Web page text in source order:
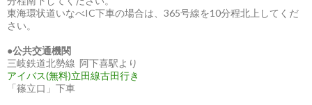
ン
東海環状道いなべIC下車の場合は、365号線を10分程北上してくだ
さい。
●公共交通機関
三岐鉄道北勢線 阿下喜駅より
アイバス(無料)立田線古田行き
「篠立口」下車